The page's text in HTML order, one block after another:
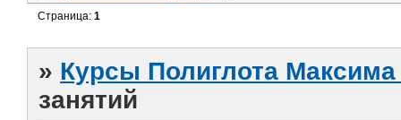
Страница:1
» Курсы Полиглота
занятий